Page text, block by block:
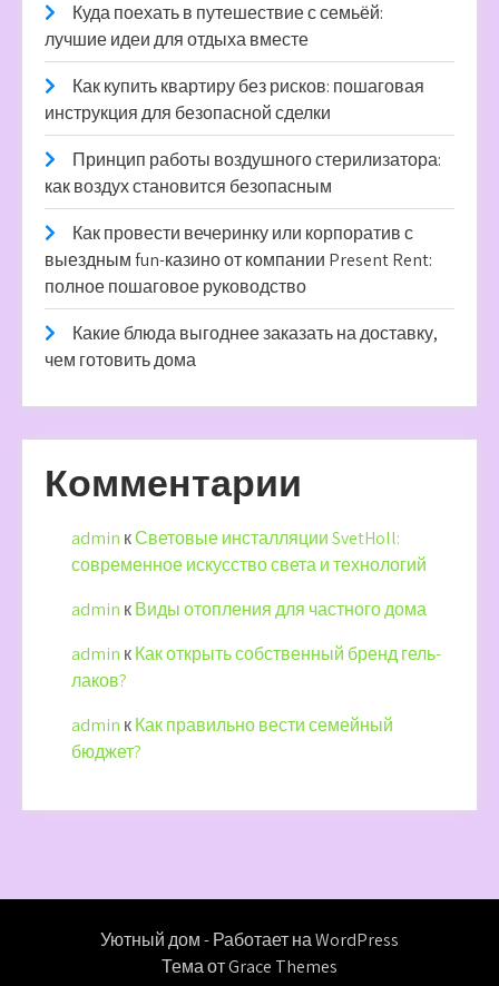
Куда поехать в путешествие с семьёй:
лучшие идеи для отдыха вместе
Как купить квартиру без рисков: пошаговая
инструкция для безопасной сделки
Принцип работы воздушного стерилизатора:
как воздух становится безопасным
Как провести вечеринку или корпоратив с
выездным fun-казино от компании Present Rent:
полное пошаговое руководство
Какие блюда выгоднее заказать на доставку,
чем готовить дома
Комментарии
admin кСветовые инсталляции SvetHoll:
современное искусство света и технологий
admin кВиды отопления для частного дома
admin кКак открыть собственный бренд гель-
лаков?
admin кКак правильно вести семейный
бюджет?
Уютный дом - Работает на WordPress
Тема от Grace Themes